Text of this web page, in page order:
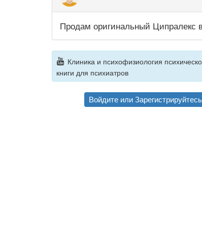
Продам оригинальный Ципралекс
Клиника и психофизиология
книги для психиатров
Войдите илиЗарегистрируйтесь